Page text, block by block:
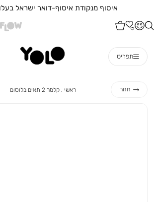
איסוף מנקודת איסוף-דואר ישראל בעלות 15
תפריט
חזור ראשי ראשי
קלמר 2 תאים בלוסום